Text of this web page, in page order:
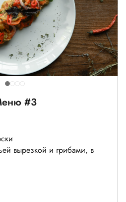
#3
вырезкой и грибами, в